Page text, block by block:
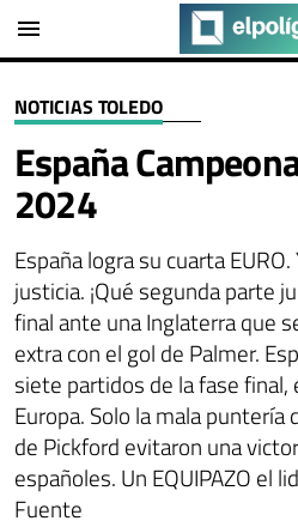
menu
NOTICIAS TOLEDO
España
2024
España logra su cuarta
justicia. ¡Qué segunda parte
final ante una Inglaterra que
extra con el gol de Palmer.
siete partidos de la fase final,
Europa. Solo la mala puntería
de Pickford evitaron una
españoles. Un EQUIPAZO el
Fuente